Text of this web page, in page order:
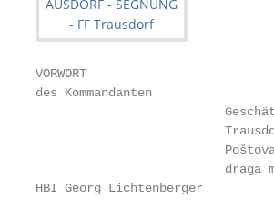
VORWORT
des Kommandanten
draga
HBI Georg Lichtenberger